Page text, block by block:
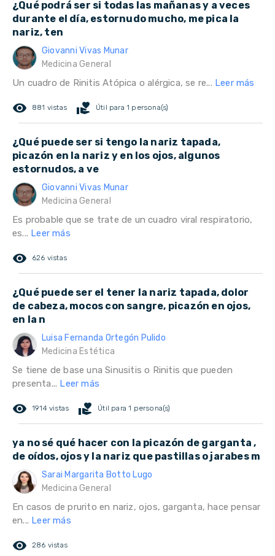
¿Qué podrá ser si todas las mañanas y a veces
durante el día, estornudo mucho, me pica la
nariz, ten
Giovanni Vivas Munar
Medicina General
Un cuadro de Rinitis Atópica o alérgica, se re... Leer más
remove_red_eye 881 vistas volunteer_activism Útil para 1 persona(s)
¿Qué puede ser si tengo la nariz tapada,
picazón en la nariz y en los ojos, algunos
estornudos, a ve
Giovanni Vivas Munar
Medicina General
Es probable que se trate de un cuadro viral respiratorio,
es... Leer más
remove_red_eye 626 vistas
¿Qué puede ser el tener la nariz tapada, dolor
de cabeza, mocos con sangre, picazón en ojos,
en la n
Luisa Fernanda Ortegón Pulido
Medicina Estética
Se tiene de base una Sinusitis o Rinitis que pueden
presenta... Leer más
remove_red_eye 1914 vistas volunteer_activism Útil para 1 persona(s)
ya no sé qué hacer con la picazón de garganta ,
de oídos, ojos y la nariz que pastillas o jarabes m
Sarai Margarita Botto Lugo
Medicina General
En casos de prurito en nariz, ojos, garganta, hace pensar
en... Leer más
remove_red_eye 286 vistas